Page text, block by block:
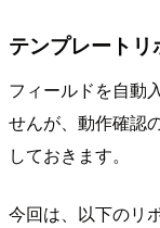
テンプレート
フィールドを自動
せんが、動作確認
しておきます。
今回は、以下のリ